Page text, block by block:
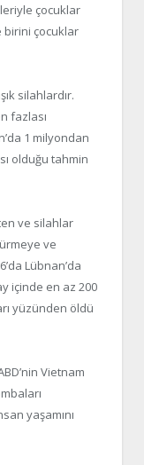
çocuklar
birini çocuklar
silahlardır.
fazlası
1 milyondan
olduğu tahmin
ve silahlar
ve
Lübnan’da
içinde en az 200
yüzünden öldü
Vietnam
yaşamını